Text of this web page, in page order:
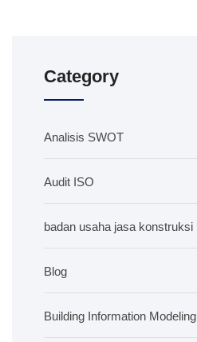
Category
Analisis SWOT
Audit ISO
badan usaha jasa konstruksi
Blog
Building Information Modeling